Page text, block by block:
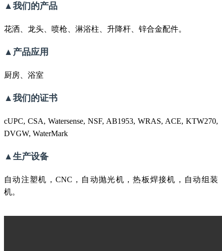
▲我们的产品
花洒、龙头、喷枪、淋浴柱、升降杆、锌合金配件。
▲产品应用
厨房、浴室
▲我们的证书
cUPC, CSA, Watersense, NSF, AB1953, WRAS, ACE, KTW270,
DVGW, WaterMark
▲生产设备
自动注塑机，CNC，自动抛光机，热板焊接机，自动组装
机。